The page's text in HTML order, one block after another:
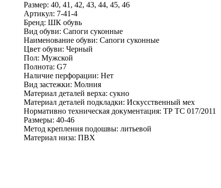
Размер: 40, 41, 42, 43, 44, 45, 46
Артикул: 7-41-4
Бренд: ШК обувь
Вид обуви: Сапоги суконные
Наименование обуви: Сапоги суконные
Цвет обуви: Черный
Пол: Мужской
Полнота: G7
Наличие перфорации: Нет
Вид застежки: Молния
Материал деталей верха: сукно
Материал деталей подкладки: Искусственный мех
Нормативно техническая документация: ТР ТС 017/2011
Размеры: 40-46
Метод крепления подошвы: литьевой
Материал низа: ПВХ